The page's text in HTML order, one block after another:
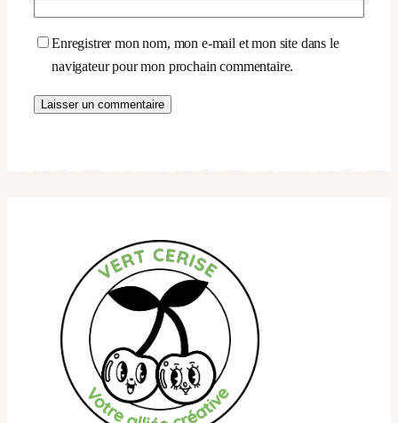
Enregistrer mon nom, mon e-mail et mon site dans le
navigateur pour mon prochain commentaire.